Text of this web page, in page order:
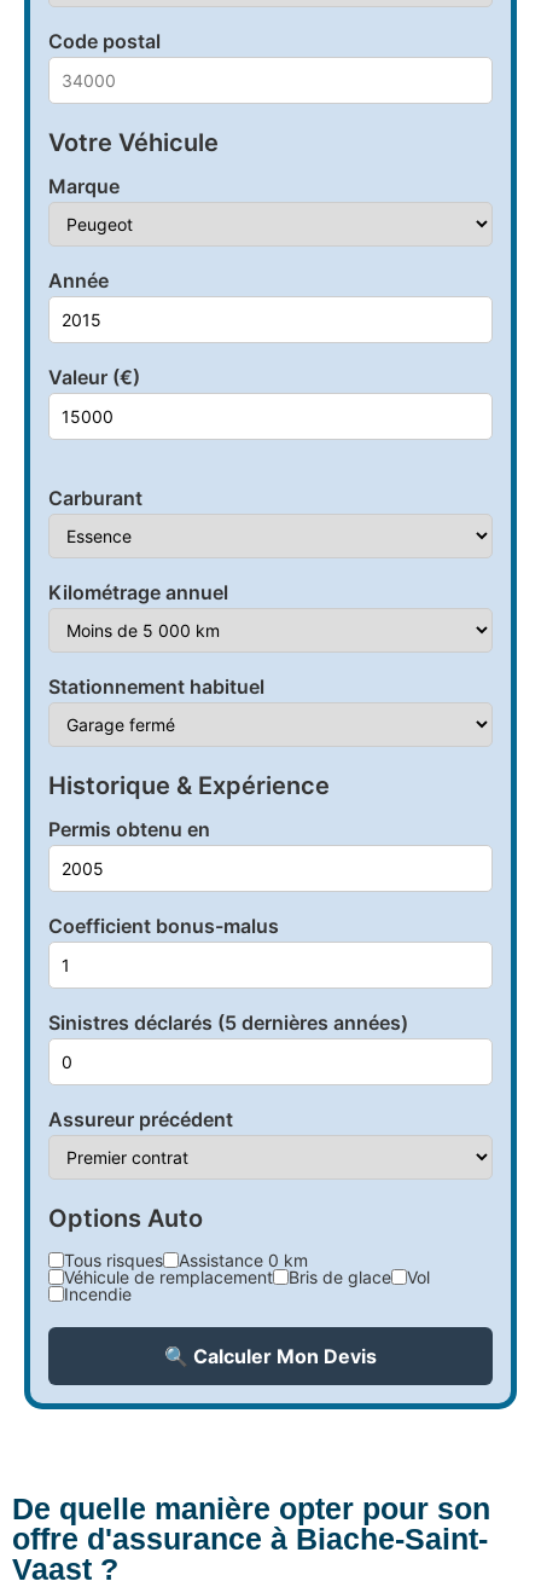
Code postal
Votre Véhicule
Marque
Année
Valeur (€)
Carburant
Kilométrage annuel
Stationnement habituel
Historique & Expérience
Permis obtenu en
Coefficient bonus-malus
Sinistres déclarés (5 dernières années)
Assureur précédent
Options Auto
Tous risques
Assistance 0 km
Véhicule de remplacement
Bris de glace
Vol
Incendie
🔍 Calculer Mon Devis
De quelle manière opter pour son
offre d'assurance à Biache-Saint-
Vaast ?